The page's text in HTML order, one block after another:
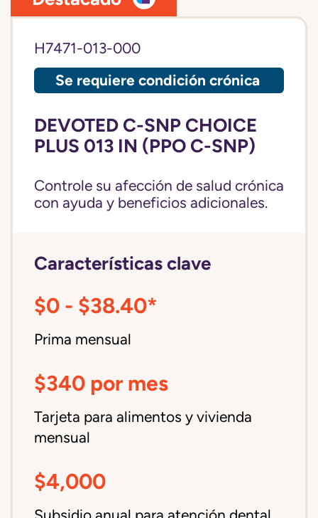
H7471-013-000
Se requiere condición crónica
DEVOTED C-SNP CHOICE
PLUS 013 IN (PPO C-SNP)
Controle su afección de salud crónica
con ayuda y beneficios adicionales.
Características clave
$0 - $38.40*
Prima mensual
$340 por mes
Tarjeta para alimentos y vivienda
mensual
$4,000